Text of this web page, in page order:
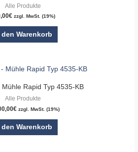
Alle Produkte
€ zzgl. MwSt. (19%)
den Warenkorb
Mühle Rapid Typ 4535-KB
Alle Produkte
€ zzgl. MwSt. (19%)
den Warenkorb